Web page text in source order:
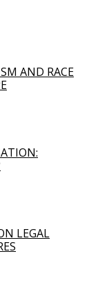
AND RACE
LEGAL